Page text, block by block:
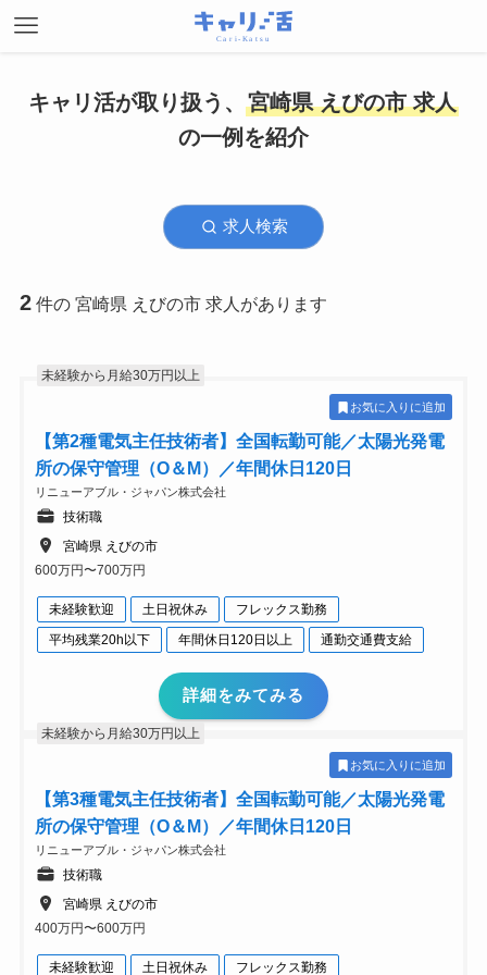
キャリ活が取り扱う、 宮崎県 えびの市 求人
の一例を紹介
求人検索
2 件の 宮崎県 えびの市 求人があります
未経験から月給30万円以上
お気に入りに追加
【第2種電気主任技術者】全国転勤可能／太陽光発電
所の保守管理（O＆M）／年間休日120日
リニューアブル・ジャパン株式会社
技術職
宮崎県 えびの市
600万円〜700万円
未経験歓迎 土日祝休み
フレックス勤務
平均残業20h以下
年間休日120日以上 通勤交通費支給
詳細をみてみる
未経験から月給30万円以上
お気に入りに追加
【第3種電気主任技術者】全国転勤可能／太陽光発電
所の保守管理（O＆M）／年間休日120日
リニューアブル・ジャパン株式会社
技術職
宮崎県 えびの市
400万円〜600万円
未経験歓迎 土日祝休み フレックス勤務